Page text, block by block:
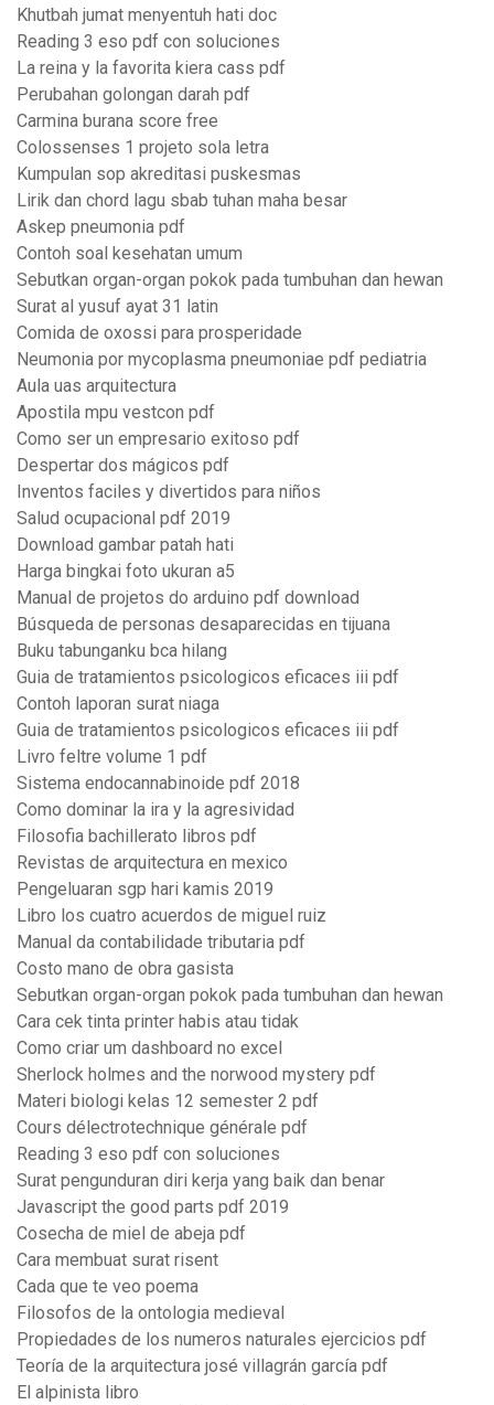
Khutbah jumat menyentuh hati doc
Reading 3 eso pdf con soluciones
La reina y la favorita kiera cass pdf
Perubahan golongan darah pdf
Carmina burana score free
Colossenses 1 projeto sola letra
Kumpulan sop akreditasi puskesmas
Lirik dan chord lagu sbab tuhan maha besar
Askep pneumonia pdf
Contoh soal kesehatan umum
Sebutkan organ-organ pokok pada tumbuhan dan hewan
Surat al yusuf ayat 31 latin
Comida de oxossi para prosperidade
Neumonia por mycoplasma pneumoniae pdf pediatria
Aula uas arquitectura
Apostila mpu vestcon pdf
Como ser un empresario exitoso pdf
Despertar dos mágicos pdf
Inventos faciles y divertidos para niños
Salud ocupacional pdf 2019
Download gambar patah hati
Harga bingkai foto ukuran a5
Manual de projetos do arduino pdf download
Búsqueda de personas desaparecidas en tijuana
Buku tabunganku bca hilang
Guia de tratamientos psicologicos eficaces iii pdf
Contoh laporan surat niaga
Guia de tratamientos psicologicos eficaces iii pdf
Livro feltre volume 1 pdf
Sistema endocannabinoide pdf 2018
Como dominar la ira y la agresividad
Filosofia bachillerato libros pdf
Revistas de arquitectura en mexico
Pengeluaran sgp hari kamis 2019
Libro los cuatro acuerdos de miguel ruiz
Manual da contabilidade tributaria pdf
Costo mano de obra gasista
Sebutkan organ-organ pokok pada tumbuhan dan hewan
Cara cek tinta printer habis atau tidak
Como criar um dashboard no excel
Sherlock holmes and the norwood mystery pdf
Materi biologi kelas 12 semester 2 pdf
Cours délectrotechnique générale pdf
Reading 3 eso pdf con soluciones
Surat pengunduran diri kerja yang baik dan benar
Javascript the good parts pdf 2019
Cosecha de miel de abeja pdf
Cara membuat surat risent
Cada que te veo poema
Filosofos de la ontologia medieval
Propiedades de los numeros naturales ejercicios pdf
Teoría de la arquitectura josé villagrán garcía pdf
El alpinista libro